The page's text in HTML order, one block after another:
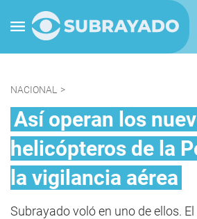
NACIONAL >
Así operan los
helicópteros de la
la vigilancia aérea
Subrayado voló en uno de ellos.